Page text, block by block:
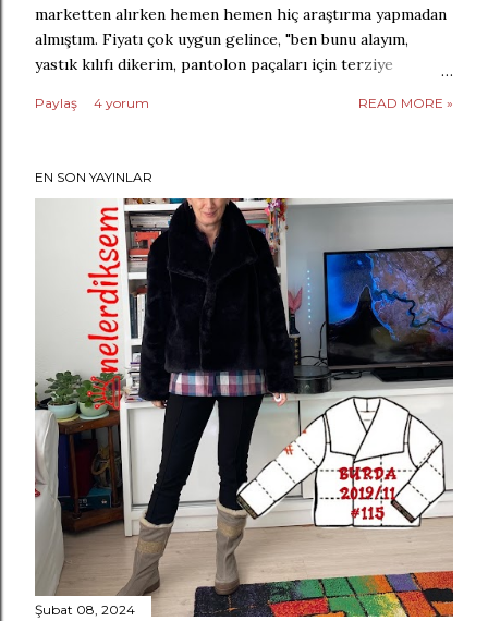
marketten alırken hemen hemen hiç araştırma yapmadan
almıştım. Fiyatı çok uygun gelince, "ben bunu alayım,
yastık kılıfı dikerim, pantolon paçaları için terziye
düşünüp alıvermiştim :) İyi ki de almışım, o ayrı ama
dikişin hayatımdaki yeri oldukça sağlamlaştıktan sonra,
giriş seviyesindeki makinemi (Singer Promise) yenilemeye
karar verdim. İşte o zaman internet üzerinde kapsamlı bir
araştırma yaptım. Ama tüm bu araştırmanın sonucunda
bile kafamda herşey netleşmemişti. Makinaların
özelliklerini okuyunca, hepsi de son derece gerekliymiş
gibi hissediyor insan. Ama temelde...
Paylaş 4 yorum READ MORE »
EN SON YAYINLAR
Şubat 08, 2024